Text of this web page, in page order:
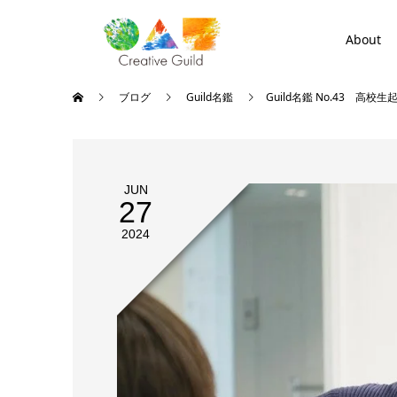
About
ブログ Guild名鑑 Guild名鑑 No.43 高校生
JUN
27
2024